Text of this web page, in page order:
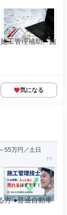
工管理補助、施
気になる
55万円／土日
方 ●普通自動車